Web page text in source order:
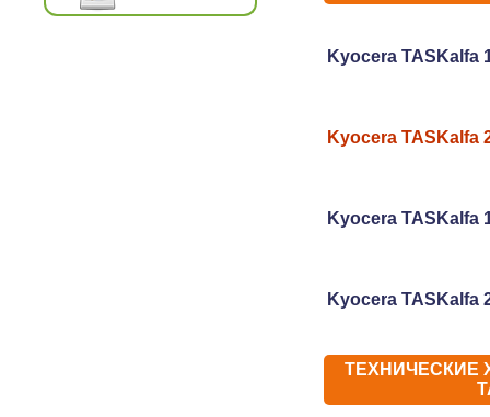
Kyocera TASKalfa
Kyocera TASKalfa
Kyocera TASKalfa
Kyocera TASKalfa
ТЕХНИЧЕСКИЕ